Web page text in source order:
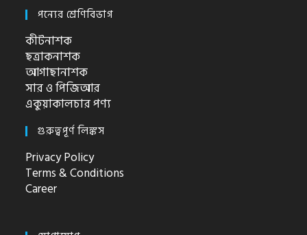
পন্যের শ্রেণিবিভাগ
কীটনাশক
ছত্রাকনাশক
আগাছানাশক
সার ও পিজিআর
একুয়াকালচার পণ্য
গুরুত্বপূর্ণ লিঙ্কস
Privacy Policy
Terms & Conditions
Career